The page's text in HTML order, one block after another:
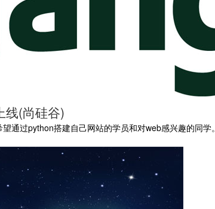
线(尚硅谷)
通过python搭建自己网站的学员和对web感兴趣的同学。